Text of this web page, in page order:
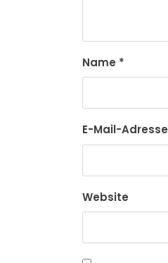
Name *
E-Mail-Adresse
Website